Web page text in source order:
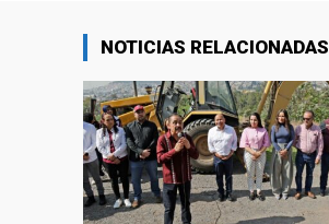
NOTICIAS RELACIONADAS